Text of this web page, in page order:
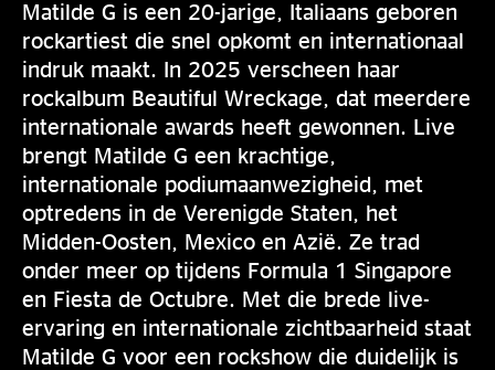
Matilde G is een 20-jarige, Italiaans geboren
rockartiest die snel opkomt en internationaal
indruk maakt. In 2025 verscheen haar
rockalbum Beautiful Wreckage, dat meerdere
internationale awards heeft gewonnen. Live
brengt Matilde G een krachtige,
internationale podiumaanwezigheid, met
optredens in de Verenigde Staten, het
Midden-Oosten, Mexico en Azië. Ze trad
onder meer op tijdens Formula 1 Singapore
en Fiesta de Octubre. Met die brede live-
ervaring en internationale zichtbaarheid staat
Matilde G voor een rockshow die duidelijk is